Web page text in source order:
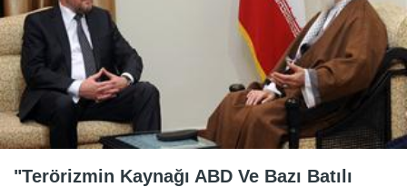
"Terörizmin Kaynağı ABD Ve Bazı Batılı